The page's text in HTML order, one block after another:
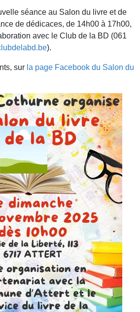
séance au Salon du livre et de
de dédicaces, de 14h00 à 17h00,
avec le Club de la BD (061
).
sur la page Facebook du Salon du